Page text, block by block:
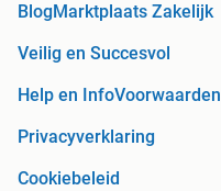
BlogMarktplaats Zakelijk
Veilig en Succesvol
Help en InfoVoorwaarden
Privacyverklaring
Cookiebeleid